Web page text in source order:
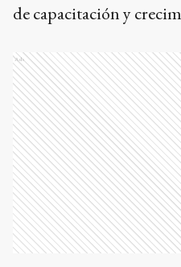
de capacitación y
Ads